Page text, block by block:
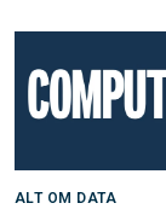
ALT OM DATA